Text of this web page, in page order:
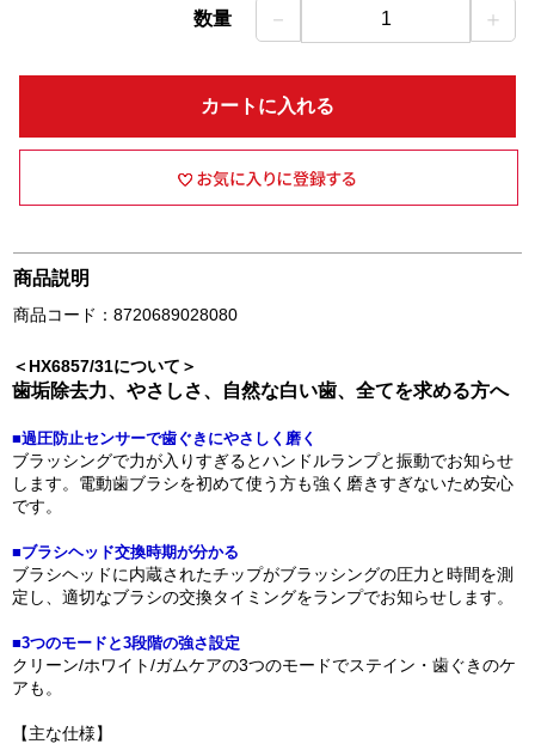
数量 － 1 ＋
カートに入れる
商品説明
商品コード：8720689028080
＜HX6857/31について＞
歯垢除去力、やさしさ、自然な白い歯、全てを求める方へ
■過圧防止センサーで歯ぐきにやさしく磨く
ブラッシングで力が入りすぎるとハンドルランプと振動でお知らせ
します。電動歯ブラシを初めて使う方も強く磨きすぎないため安心
です。
■ブラシヘッド交換時期が分かる
ブラシヘッドに内蔵されたチップがブラッシングの圧力と時間を測
定し、適切なブラシの交換タイミングをランプでお知らせします。
■3つのモードと3段階の強さ設定
クリーン/ホワイト/ガムケアの3つのモードでステイン・歯ぐきのケ
アも。
【主な仕様】